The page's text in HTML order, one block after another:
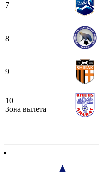
7
8
9
10
Зона вылета